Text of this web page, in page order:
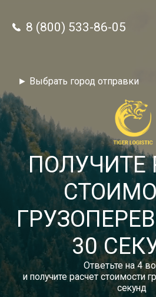
8
Звонок по
► Выбрать город отправки
8 (800) 533-86-05
ПОЛУЧИТЕ
30
Ответьте на 4
и получите расчет стоимости
секунд